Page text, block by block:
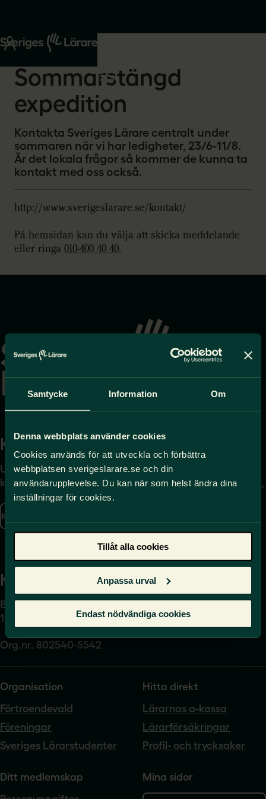
Samtycke Information Om
Denna webbplats använder cookies
Cookies används för att utveckla och förbättra
webbplatsen sverigeslarare.se och din
användarupplevelse. Du kan när som helst ändra dina
inställningar för cookies.
Tillåt alla cookies
Anpassa urval
Endast nödvändiga cookies
Start
Om oss
2026-06-02
Sommarstängd
expedition
Kontakta Sveriges Lärare centralt under
sommaren när vi har ledigheter, 23/6-11/8.
Är det lokala frågor så kommer de kunna ta
kontakt med oss också.
http://www.sverigeslarare.se/kontakt/
På hemsidan kan du välja att skicka meddelande
eller ringa 010-400 40 40.
till
startsidan
Kontakta
Uppgifter om hur du
kontaktar oss finns här.
Kontakta oss
Press
Journalist – du når oss
på press@sverigeslarare.
Presskontakt
Kansli
Box 17061
104 62 Stockholm
Org.nr. 802540-5542
Organisation
Förtroendevald
Föreningar
Sveriges Lärarstudenter
Hitta direkt
Lärarnas a-kassa
Lärarförsäkringar
Profil- och trycksaker
Ditt medlemskap
Mina sidor